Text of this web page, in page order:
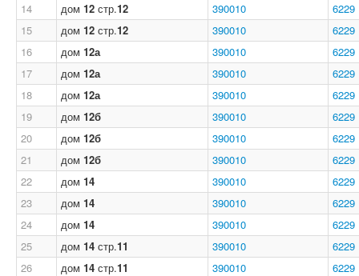
14
дом 12 стр.12 390010
6229
15
дом 12 стр.12 390010
6229
16
дом 12а 390010
6229
17
дом 12а 390010
6229
18
дом 12а 390010
6229
19
дом 12б 390010
6229
20
дом 12б 390010
6229
21
дом 12б 390010
6229
22
дом 14 390010
6229
23
дом 14 390010
6229
24
дом 14 390010
6229
25
дом 14 стр.11 390010
6229
26
дом 14 стр.11 390010
6229